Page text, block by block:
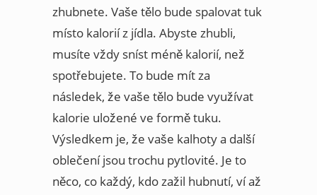
zhubnete. Vaše tělo bude spalovat tuk
místo kalorií z jídla. Abyste zhubli,
musíte vždy sníst méně kalorií, než
spotřebujete. To bude mít za
následek, že vaše tělo bude využívat
kalorie uložené ve formě tuku.
Výsledkem je, že vaše kalhoty a další
oblečení jsou trochu pytlovité. Je to
něco, co každý, kdo zažil hubnutí, ví až